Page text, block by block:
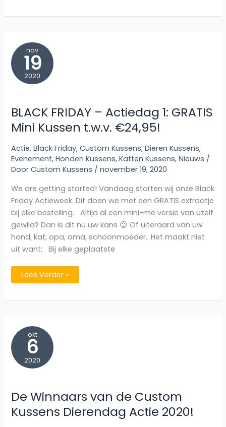
2:
alle
Custom
Kussens!
nov
19
2020
BLACK FRIDAY – Actiedag 1: GRATIS
Mini Kussen t.w.v. €24,95!
Actie,Black Friday,Custom Kussens,Dieren Kussens,
Evenement,Honden Kussens,Katten Kussens,Nieuws /
DoorCustom Kussens /november 19, 2020
We are getting started! Vandaag starten wij onze Black
Friday Actieweek. Dit doen we met een GRATIS extraatje
bij elke bestelling. Altijd al een mini-me versie van uzelf
gewild? Dan is dit nu uw kans 😉 Of uiteraard van uw
hond, kat, opa, oma, schoonmoeder.. Het maakt niet
uit want; Bij elke geplaatste
BLACK
FRIDAY
1:
t.w.v.
€24,95!
Lees Verder »
okt
6
2020
De Winnaars van de Custom
Kussens Dierendag Actie 2020!